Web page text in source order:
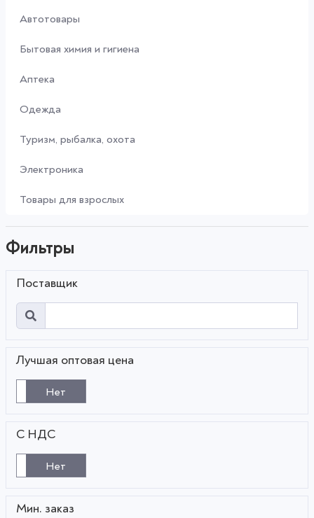
Автотовары
Бытовая химия и гигиена
Аптека
Одежда
Туризм, рыбалка, охота
Электроника
Товары для взрослых
Фильтры
Поставщик
Лучшая оптовая цена
Нет
С НДС
Нет
Мин. заказ